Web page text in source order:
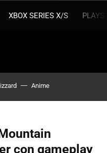
XBOX SERIES X/S
Anime
con gameplay